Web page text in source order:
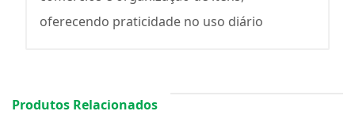
oferecendo praticidade no uso diário
Produtos Relacionados